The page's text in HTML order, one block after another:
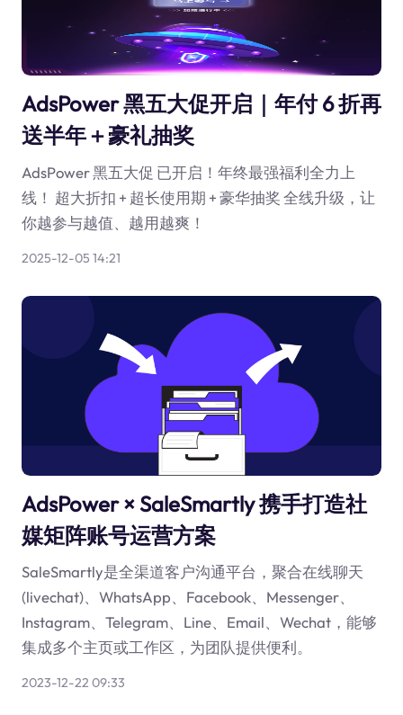
AdsPower 黑五大促开启｜年付 6 折再
送半年＋豪礼抽奖
AdsPower 黑五大促 已开启！年终最强福利全力上
线！ 超大折扣 + 超长使用期 + 豪华抽奖 全线升级，让
你越参与越值、越用越爽！
2025-12-05 14:21
AdsPower × SaleSmartly 携手打造社
媒矩阵账号运营方案
SaleSmartly是全渠道客户沟通平台，聚合在线聊天
(livechat)、WhatsApp、Facebook、Messenger、
Instagram、Telegram、Line、Email、Wechat，能够
集成多个主页或工作区，为团队提供便利。
2023-12-22 09:33